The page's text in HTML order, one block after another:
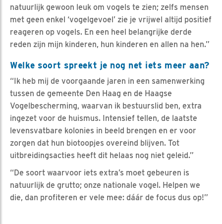
natuurlijk gewoon leuk om vogels te zien; zelfs mensen
met geen enkel ‘vogelgevoel’ zie je vrijwel altijd positief
reageren op vogels. En een heel belangrijke derde
reden zijn mijn kinderen, hun kinderen en allen na hen.”
Welke soort spreekt je nog net iets meer aan?
“Ik heb mij de voorgaande jaren in een samenwerking
tussen de gemeente Den Haag en de Haagse
Vogelbescherming, waarvan ik bestuurslid ben, extra
ingezet voor de huismus. Intensief tellen, de laatste
levensvatbare kolonies in beeld brengen en er voor
zorgen dat hun biotoopjes overeind blijven. Tot
uitbreidingsacties heeft dit helaas nog niet geleid.”
“De soort waarvoor iets extra’s moet gebeuren is
natuurlijk de grutto; onze nationale vogel. Helpen we
die, dan profiteren er vele mee: dáár de focus dus op!”